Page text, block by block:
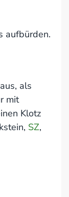
aufbürden.
als
mit
Klotz
SZ,